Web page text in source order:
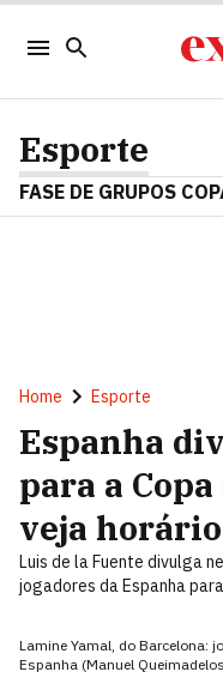
Esporte
FASE DE GRUPOS
Home Esporte
Espanha
para a
veja
Luis de la Fuente divulga
jogadores da Espanha
Lamine Yamal, do Barcelona:
Espanha (Manuel